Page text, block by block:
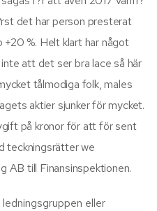
det har person presterat
%. Helt klart har något
att det ser bra lace så här
tålmodiga folk, males
aktier sjunker för mycket.
på kronor för att för sent
teckningsrätter we
AB till Finansinspektionen.
eller